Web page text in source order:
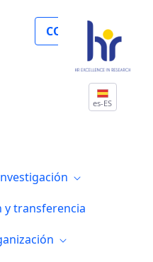
COLABORA
es-ES
y transferencia